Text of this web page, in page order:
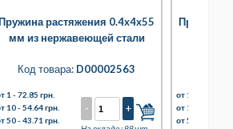
растяжения 0.4x4x55
мм из нержавеющей стали
Код товара: D00002563
1 - 72.85 грн.
10 - 54.64 грн.
50 - 43.71 грн.
- +
Пружина
от 1 -
от 10 -
от 50 -